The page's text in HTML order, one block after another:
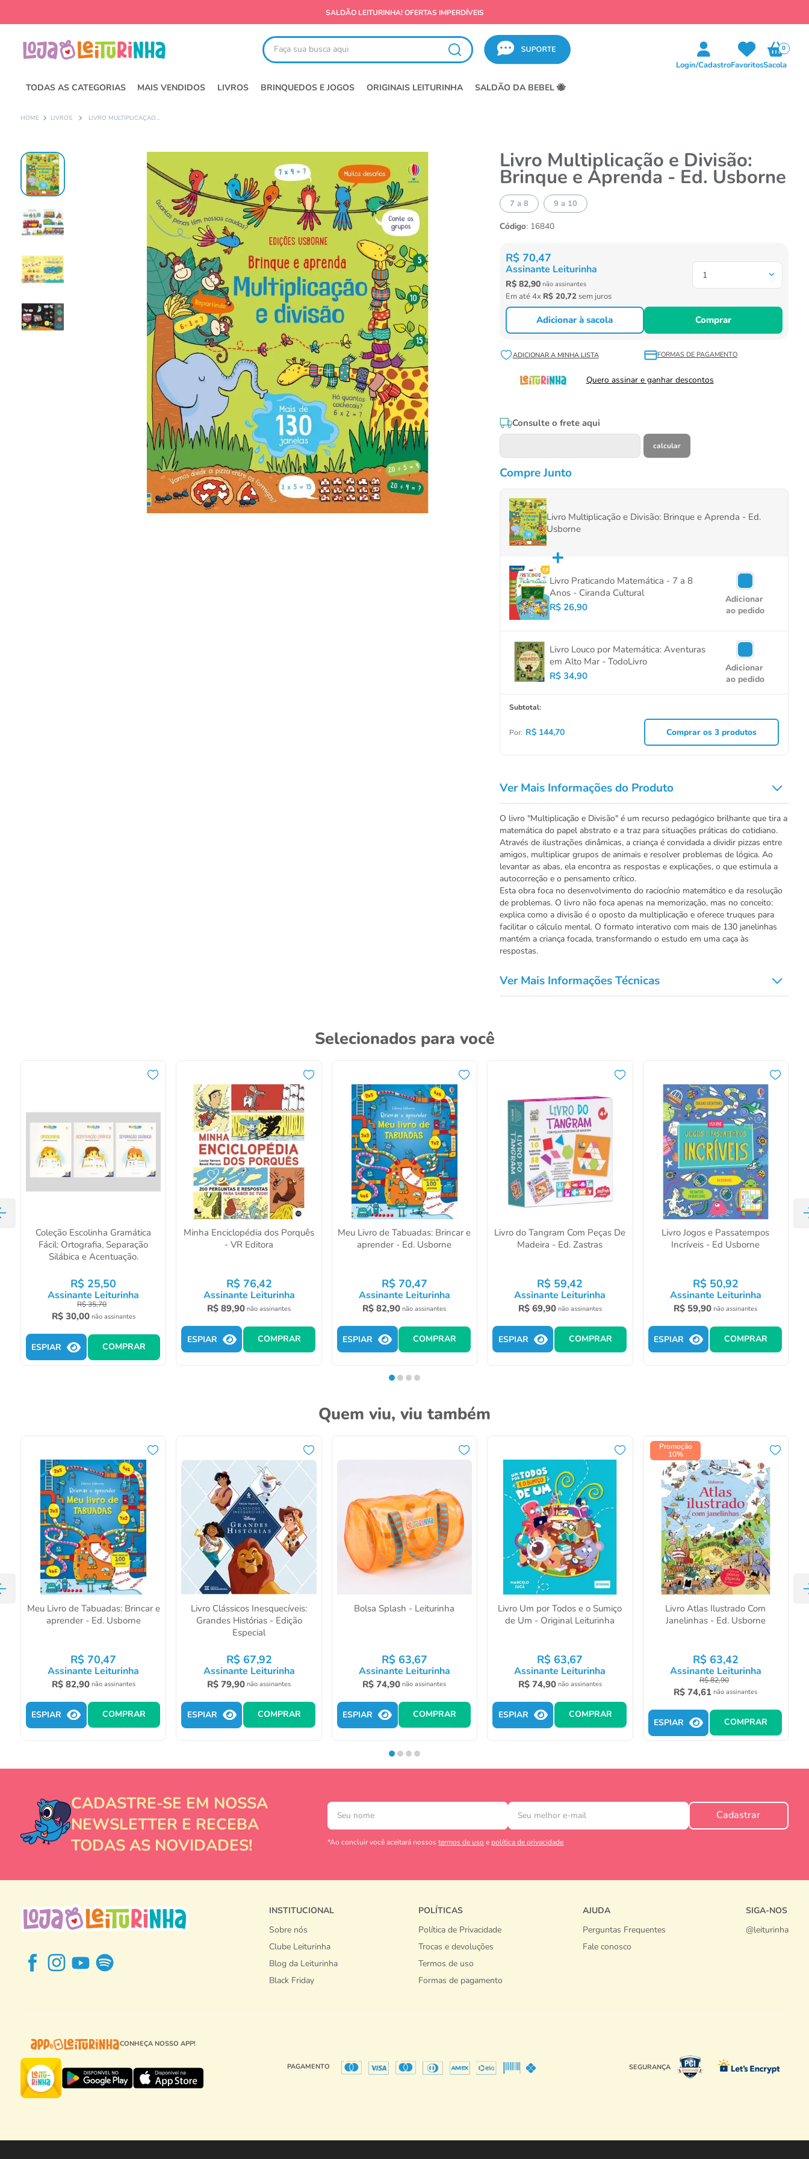
SALDÃO LEITURINHA! OFERTAS IMPERDÍVEIS
Faça sua busca aqui
Login/CadastroFavoritos
0
Sacola
TODAS AS CATEGORIAS MAIS VENDIDOS LIVROS BRINQUEDOS E JOGOS ORIGINAIS LEITURINHA SALDÃO DA BEBEL 🐝
LIVROS LIVRO MULTIPLICAÇÃO E DIVISÃO: BRINQUE E APRENDA - ED. USBORNE
Livro Multiplicação e Divisão:
Brinque e Aprenda - Ed. Usborne
7 a 8 9 a 10
Código: 16840
R$ 70,47
Assinante Leiturinha
R$ 82,90 não assinantes
Em até4x R$ 20,72sem juros
1
Adicionar à sacola Comprar
FORMAS DE PAGAMENTO
Quero assinar e ganhar descontos
Consulte o frete aqui
Compre Junto
Livro Multiplicação e Divisão: Brinque e Aprenda - Ed.
Usborne
+
Livro Praticando Matemática - 7 a 8
Anos - Ciranda Cultural
R$ 26,90
Adicionar
ao pedido
Livro Louco por Matemática: Aventuras
em Alto Mar - TodoLivro
R$ 34,90
Adicionar
ao pedido
Subtotal:
Por: R$ 144,70 Comprar os 3produtos
Ver Mais Informações do Produto
O livro "Multiplicação e Divisão" é um recurso pedagógico brilhante que tira a
matemática do papel abstrato e a traz para situações práticas do cotidiano.
Através de ilustrações dinâmicas, a criança é convidada a dividir pizzas entre
amigos, multiplicar grupos de animais e resolver problemas de lógica. Ao
levantar as abas, ela encontra as respostas e explicações, o que estimula a
autocorreção e o pensamento crítico.
Esta obra foca no desenvolvimento do raciocínio matemático e da resolução
de problemas. O livro não foca apenas na memorização, mas no conceito:
explica como a divisão é o oposto da multiplicação e oferece truques para
facilitar o cálculo mental. O formato interativo com mais de 130 janelinhas
mantém a criança focada, transformando o estudo em uma caça às
respostas.
Ver Mais Informações Técnicas
Selecionados para você
Coleção Escolinha Gramática
Fácil: Ortografia, Separação
Silábica e Acentuação.
R$ 25,50
Assinante Leiturinha
R$35,70
R$ 30,00 não assinantes
ESPIAR COMPRAR
Minha Enciclopédia dos Porquês
- VR Editora
R$ 76,42
Assinante Leiturinha
R$ 89,90 não assinantes
ESPIAR COMPRAR
Meu Livro de Tabuadas: Brincar e
aprender - Ed. Usborne
R$ 70,47
Assinante Leiturinha
R$ 82,90 não assinantes
ESPIAR COMPRAR
Livro do Tangram Com Peças De
Madeira - Ed. Zastras
R$ 59,42
Assinante Leiturinha
R$ 69,90 não assinantes
ESPIAR COMPRAR
Livro Jogos e Passatempos
Incríveis - Ed Usborne
R$ 50,92
Assinante Leiturinha
R$ 59,90 não assinantes
ESPIAR COMPRAR
Quem viu, viu também
Meu Livro de Tabuadas: Brincar e
aprender - Ed. Usborne
R$ 70,47
Assinante Leiturinha
R$ 82,90 não assinantes
ESPIAR COMPRAR
Livro Clássicos Inesquecíveis:
Grandes Histórias - Edição
Especial
R$ 67,92
Assinante Leiturinha
R$ 79,90 não assinantes
ESPIAR COMPRAR
Bolsa Splash - Leiturinha
R$ 63,67
Assinante Leiturinha
R$ 74,90 não assinantes
ESPIAR COMPRAR
Livro Um por Todos e o Sumiço
de Um - Original Leiturinha
R$ 63,67
Assinante Leiturinha
R$ 74,90 não assinantes
ESPIAR COMPRAR
Promoção
10%
Livro Atlas Ilustrado Com
Janelinhas - Ed. Usborne
R$ 63,42
Assinante Leiturinha
R$82,90
R$ 74,61 não assinantes
ESPIAR COMPRAR
CADASTRE-SE EM NOSSA
NEWSLETTER E RECEBA
TODAS AS NOVIDADES!
Cadastrar
*Ao concluir você aceitará nossostermos de uso e política de privacidade
INSTITUCIONAL
Sobre nós
Clube Leiturinha
Blog da Leiturinha
Black Friday
POLÍTICAS
Política de Privacidade
Trocas e devoluções
Termos de uso
Formas de pagamento
AJUDA
Perguntas Frequentes
Fale conosco
SIGA-NOS
@leiturinha
CONHEÇA NOSSO APP!
PAGAMENTO SEGURANÇA